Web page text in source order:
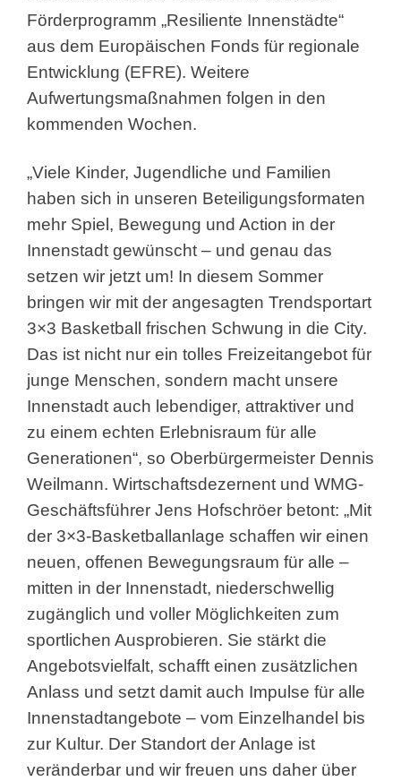
Förderprogramm „Resiliente Innenstädte“
aus dem Europäischen Fonds für regionale
Entwicklung (EFRE). Weitere
Aufwertungsmaßnahmen folgen in den
kommenden Wochen.
„Viele Kinder, Jugendliche und Familien
haben sich in unseren Beteiligungsformaten
mehr Spiel, Bewegung und Action in der
Innenstadt gewünscht – und genau das
setzen wir jetzt um! In diesem Sommer
bringen wir mit der angesagten Trendsportart
3×3 Basketball frischen Schwung in die City.
Das ist nicht nur ein tolles Freizeitangebot für
junge Menschen, sondern macht unsere
Innenstadt auch lebendiger, attraktiver und
zu einem echten Erlebnisraum für alle
Generationen“, so Oberbürgermeister Dennis
Weilmann. Wirtschaftsdezernent und WMG-
Geschäftsführer Jens Hofschröer betont: „Mit
der 3×3-Basketballanlage schaffen wir einen
neuen, offenen Bewegungsraum für alle –
mitten in der Innenstadt, niederschwellig
zugänglich und voller Möglichkeiten zum
sportlichen Ausprobieren. Sie stärkt die
Angebotsvielfalt, schafft einen zusätzlichen
Anlass und setzt damit auch Impulse für alle
Innenstadtangebote – vom Einzelhandel bis
zur Kultur. Der Standort der Anlage ist
veränderbar und wir freuen uns daher über